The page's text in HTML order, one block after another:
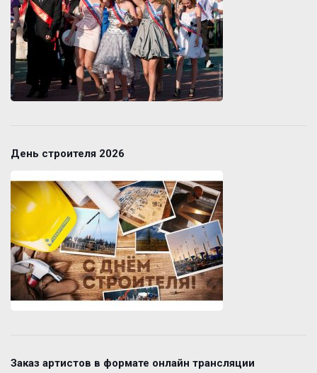
День строителя 2026
Заказ артистов в формате онлайн трансляции